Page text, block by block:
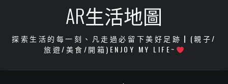
AR生活地圖
探索生活的每一刻、凡走過必留下美好足跡┃(親子/
旅遊/美食/開箱)ENJOY MY LIFE~